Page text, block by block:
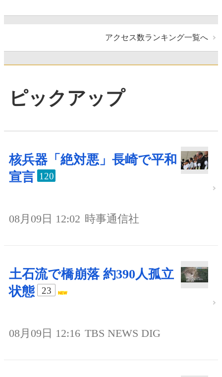
アクセス数ランキング一覧へ
ピックアップ
核兵器「絶対悪」長崎で平和
宣言 120
08月09日 12:02 時事通信社
土石流で橋崩落 約390人孤立
状態
23
08月09日 12:16 TBS NEWS DIG